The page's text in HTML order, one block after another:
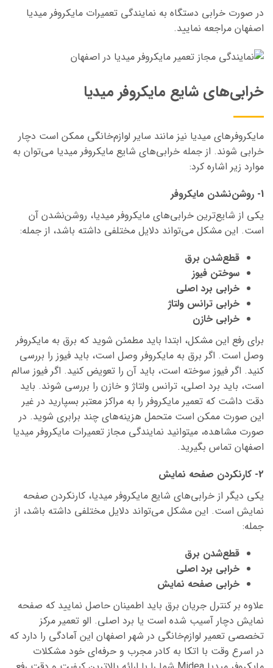
در صورت خرابی دستگاه به نمایندگی تعمیرات مایکروفر میدیا
اصفهان مراجعه نمایید.
خرابی‌های شایع مایکروفر میدیا
مایکروفرهای میدیا نیز مانند سایر لوازم‌خانگی ممکن است دچار
خرابی شوند. از جمله خرابی‌های شایع مایکروفر میدیا می‌توان به
موارد زیر اشاره کرد:
1- روشن‌نشدن مایکروفر
یکی از شایع‌ترین خرابی‌های مایکروفر میدیا، روشن‌نشدن آن
است. این مشکل می‌تواند دلایل مختلفی داشته باشد، از جمله:
قطع‌شدن برق
سوختن فیوز
خرابی برد اصلی
خرابی ترانس ولتاژ
خرابی خازن
برای رفع این مشکل، ابتدا باید مطمئن شوید که برق به مایکروفر
وصل است. اگر برق به مایکروفر وصل است، باید فیوز را بررسی
کنید. اگر فیوز سوخته است، باید آن را تعویض کنید. اگر فیوز سالم
است، باید برد اصلی، ترانس ولتاژ و خازن را بررسی شوند. باید
دقت داشت که تعمیر مایکروفر را به مراکز معتبر بسپارید در غیر
این صورت ممکن است متحمل هزینه‌های چند برابری شوید. در
صورت مشاهده، میتوانید نمایندگی مجاز تعمیرات مایکروفر میدیا
اصفهان تماس بگیرید.
2- کارنکردن صفحه نمایش
یکی دیگر از خرابی‌های شایع مایکروفر میدیا، کارنکردن صفحه
نمایش است. این مشکل می‌تواند دلایل مختلفی داشته باشد، از
جمله:
قطع‌شدن برق
خرابی برد اصلی
خرابی صفحه نمایش
علاوه بر کنترل جریان برق باید اطمینان حاصل نمایید که صفحه
نمایش دچار آسیب شده است یا برد اصلی. الو تعمیر مرکز
تخصصی تعمیر لوازم‌خانگی در شهر اصفهان این آمادگی را دارد که
در اسرع وقت با اتکا به کادر مجرب و حرفه‌ای خود مشکلات